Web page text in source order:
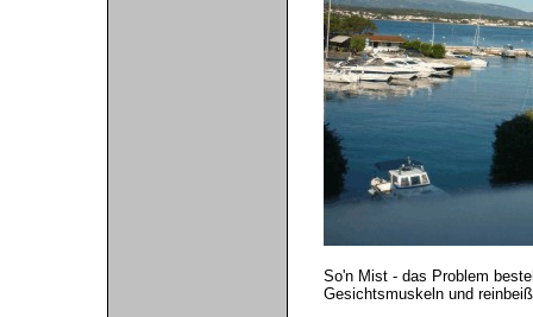
So'n Mist - das Problem
Gesichtsmuskeln und